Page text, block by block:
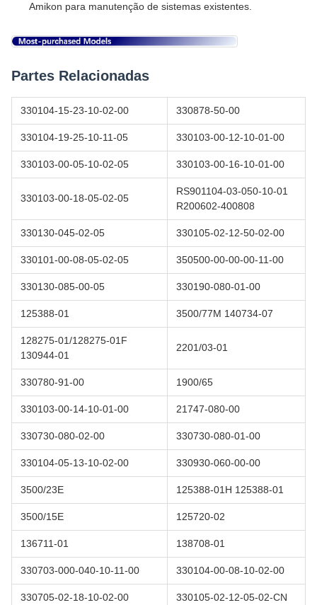
Amikon para manutenção de sistemas existentes.
Partes Relacionadas
330104-15-23-10-02-00 330878-50-00
330104-19-25-10-11-05 330103-00-12-10-01-00
330103-00-05-10-02-05 330103-00-16-10-01-00
330103-00-18-05-02-05
RS901104-03-050-10-01
R200602-400808
330130-045-02-05 330105-02-12-50-02-00
330101-00-08-05-02-05 350500-00-00-00-11-00
330130-085-00-05 330190-080-01-00
125388-01 3500/77M 140734-07
128275-01/128275-01F
130944-01
2201/03-01
330780-91-00 1900/65
330103-00-14-10-01-00 21747-080-00
330730-080-02-00 330730-080-01-00
330104-05-13-10-02-00 330930-060-00-00
3500/23E 125388-01H 125388-01
3500/15E 125720-02
136711-01 138708-01
330703-000-040-10-11-00 330104-00-08-10-02-00
330705-02-18-10-02-00 330105-02-12-05-02-CN